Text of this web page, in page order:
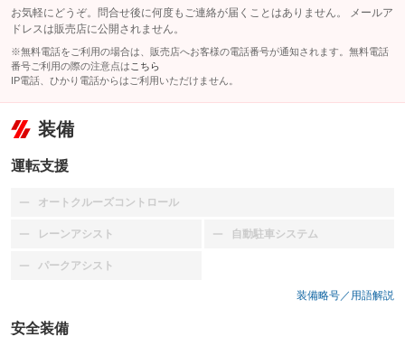
お気軽にどうぞ。問合せ後に何度もご連絡が届くことはありません。 メールア
ドレスは販売店に公開されません。
※無料電話をご利用の場合は、販売店へお客様の電話番号が通知されます。無料電話
番号ご利用の際の注意点は こちら
IP電話、ひかり電話からはご利用いただけません。
装備
運転支援
オートクルーズコントロール
：装備なし
レーンアシスト
：装備なし 自動駐車システム
：装備なし
パークアシスト
：装備なし
装備略号／用語解説
安全装備